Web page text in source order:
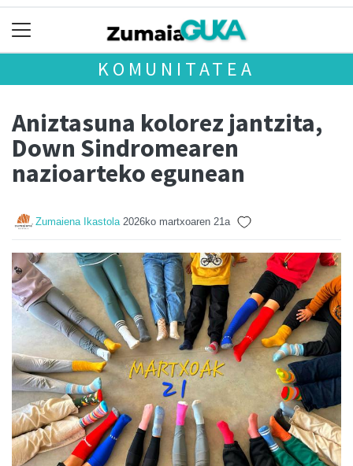
KOMUNITATEA
Aniztasuna kolorez jantzita,
Down Sindromearen
nazioarteko egunean
Zumaiena Ikastola 2026ko martxoaren 21a